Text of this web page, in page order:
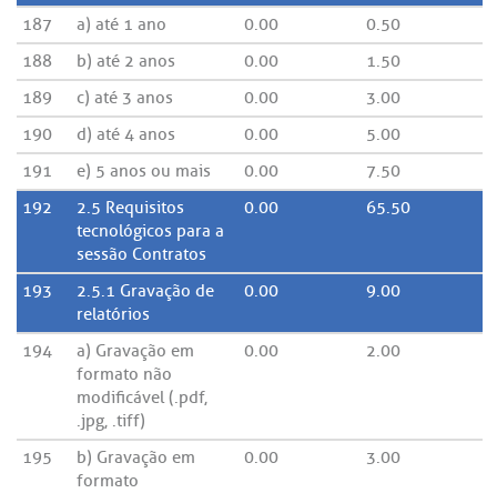
187 a) até 1 ano 0.00
0.50
188
b) até 2 anos 0.00
1.50
189
c) até 3 anos 0.00
3.00
190
d) até 4 anos 0.00
5.00
191
e) 5 anos ou mais 0.00
7.50
192
2.5 Requisitos
tecnológicos para a
sessão Contratos
0.00 65.50
193
2.5.1 Gravação de
relatórios
0.00 9.00
194
a) Gravação em
formato não
modificável (.pdf,
.jpg, .tiff)
0.00 2.00
195
b) Gravação em
formato
0.00 3.00